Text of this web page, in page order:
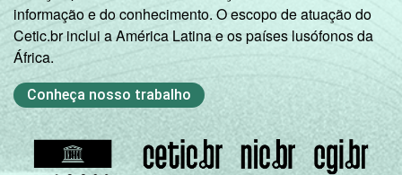
informação e do conhecimento. O escopo de atuação do
Cetic.br inclui a América Latina e os países lusófonos da
África.
Conheça nosso trabalho